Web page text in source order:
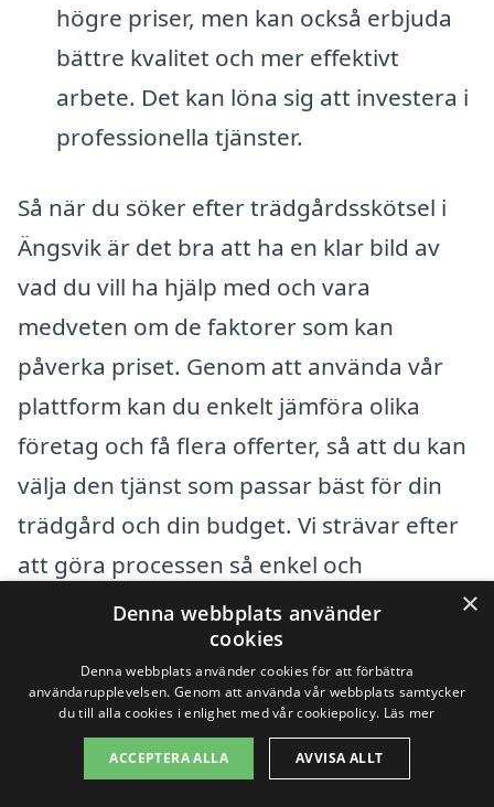
högre priser, men kan också erbjuda
bättre kvalitet och mer effektivt
arbete. Det kan löna sig att investera i
professionella tjänster.
Så när du söker efter trädgårdsskötsel i
Ängsvik är det bra att ha en klar bild av
vad du vill ha hjälp med och vara
medveten om de faktorer som kan
påverka priset. Genom att använda vår
plattform kan du enkelt jämföra olika
företag och få flera offerter, så att du kan
välja den tjänst som passar bäst för din
trädgård och din budget. Vi strävar efter
att göra processen så enkel och
transparent som möjligt, så att du kan
njuta av en vacker och välskött trädgård
utan krångel.
Få 3 erbjudanden, gratis och utan
×
Denna webbplats använder
cookies
Denna webbplats använder cookies för att förbättra
användarupplevelsen. Genom att använda vår webbplats samtycker
du till alla cookies i enlighet med vår cookiepolicy. Läs mer
ACCEPTERA ALLA AVVISA ALLT